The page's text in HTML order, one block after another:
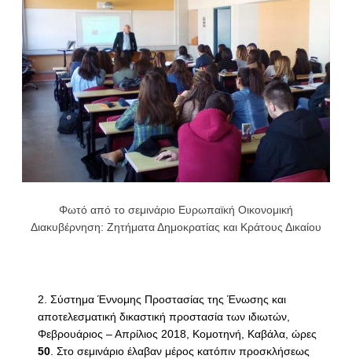
Φωτό από το σεμινάριο Ευρωπαϊκή Οικονομική
Διακυβέρνηση: Ζητήματα Δημοκρατίας και Κράτους Δικαίου
Σύστημα Έννομης Προστασίας της Ένωσης και
αποτελεσματική δικαστική προστασία των ιδιωτών,
Φεβρουάριος – Απρίλιος 2018, Κομοτηνή, Καβάλα, ώρες
50. Στο σεμινάριο έλαβαν μέρος κατόπιν προσκλήσεως